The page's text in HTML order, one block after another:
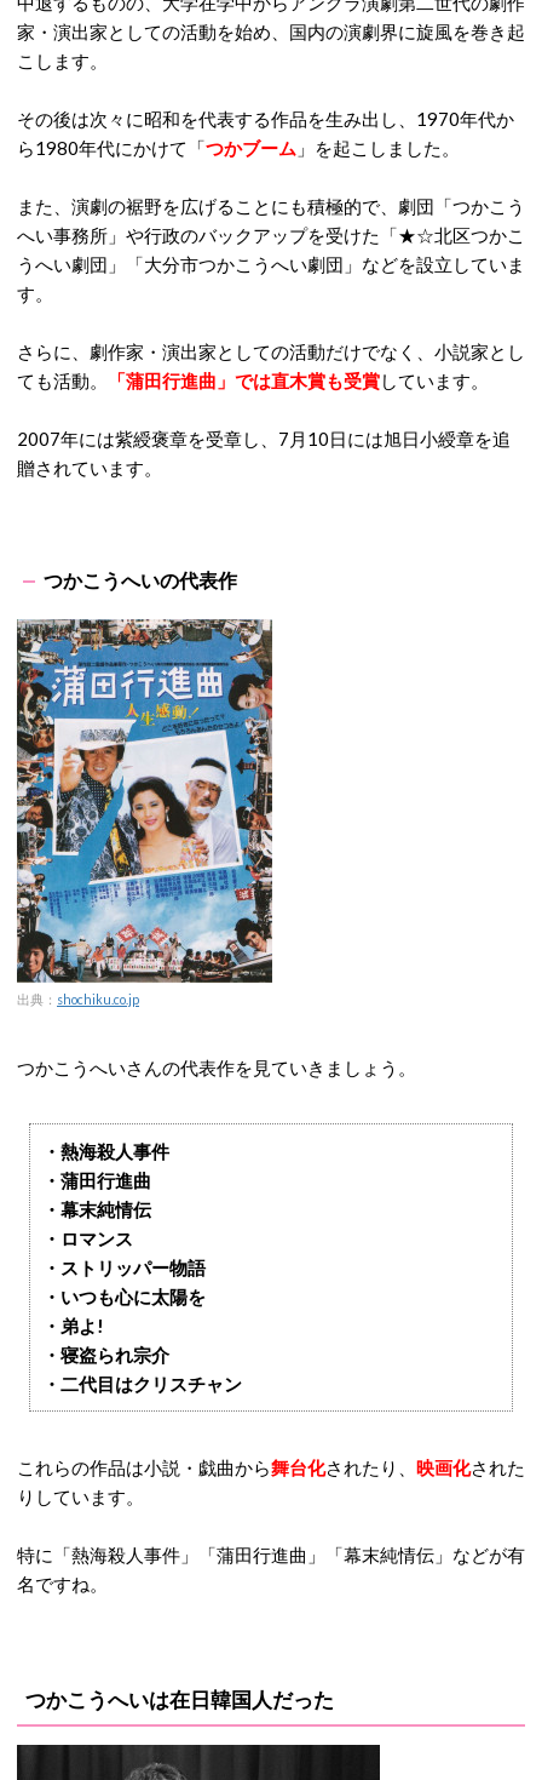
家・演出家としての活動を始め、国内の演劇界に旋風を巻き起
こします。
その後は次々に昭和を代表する作品を生み出し、1970年代か
ら1980年代にかけて「つかブーム 」を起こしました。
また、演劇の裾野を広げることにも積極的で、劇団「つかこう
へい事務所」や行政のバックアップを受けた「★☆北区つかこ
うへい劇団」「大分市つかこうへい劇団」などを設立していま
す。
さらに、劇作家・演出家としての活動だけでなく、小説家とし
ても活動。
「蒲田行進曲」では直木賞も受賞しています。
2007年には紫綬褒章を受章し、7月10日には旭日小綬章を追
贈されています。
つかこうへいの代表作
出典： shochiku.co.jp
つかこうへいさんの代表作を見ていきましょう。
・熱海殺人事件
・蒲田行進曲
・幕末純情伝
・ロマンス
・ストリッパー物語
・いつも心に太陽を
・弟よ!
・寝盗られ宗介
・二代目はクリスチャン
これらの作品は小説・戯曲から舞台化されたり、 映画化された
りしています。
特に「熱海殺人事件」「蒲田行進曲」「幕末純情伝」などが有
名ですね。
つかこうへいは在日韓国人だった